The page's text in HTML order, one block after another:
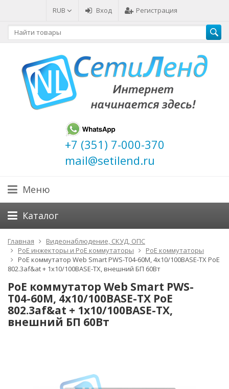
RUB Вход Регистрация
+7 (351) 7-000-370
mail@setilend.ru
Меню
Каталог
Главная
Видеонаблюдение, СКУД, ОПС
PoE инжекторы и PoE коммутаторы
PoE коммутаторы
PoE коммутатор Web Smart PWS-T04-60M, 4x10/100BASE-TX PoE
802.3af&at + 1x10/100BASE-TX, внешний БП 60Вт
PoE коммутатор Web Smart PWS-
T04-60M, 4x10/100BASE-TX PoE
802.3af&at + 1x10/100BASE-TX,
внешний БП 60Вт